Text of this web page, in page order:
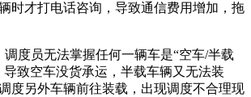
时才打电话咨询，导致通信费用增加，拖
调度员无法掌握任何一辆车是“空车/半载
导致空车没货承运，半载车辆又无法装
度另外车辆前往装载，出现调度不合理现